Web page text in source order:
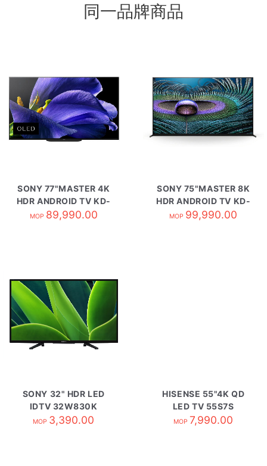
同一品牌商品
SONY 77"MASTER 4K
HDR ANDROID TV KD-
77A9G
MOP 89,990.00
SONY 75"MASTER 8K
HDR ANDROID TV KD-
Z9J
MOP 99,990.00
SONY 32" HDR LED
IDTV 32W830K
MOP 3,390.00
HISENSE 55"4K QD
LED TV 55S7S
MOP 7,990.00